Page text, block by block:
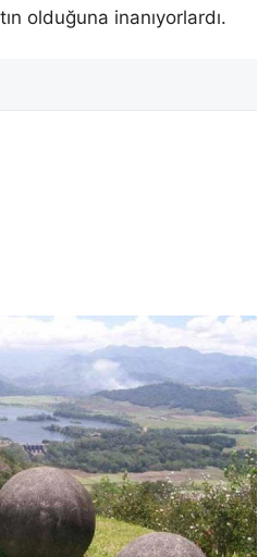
olduğuna inanıyorlardı.